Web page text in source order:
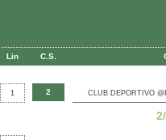
Lin C.S.
1 2 CLUB DEPORTIVO